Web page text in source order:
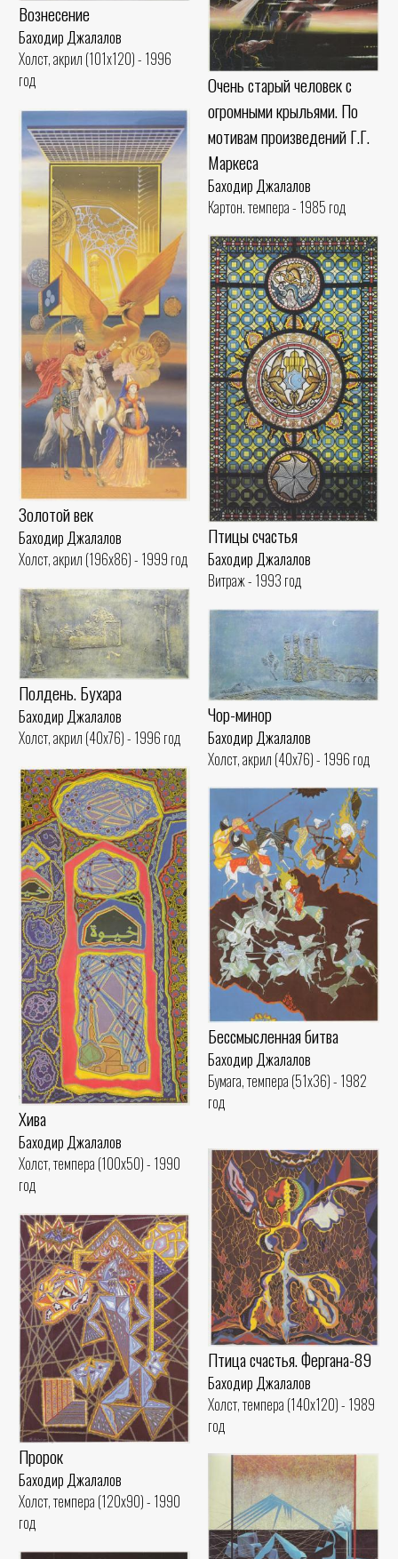
Вознесение
Баходир Джалалов
Холст, акрил (101x120) - 1996
год
Очень старый человек с
огромными крыльями. По
мотивам произведений Г.Г.
Маркеса
Баходир Джалалов
Картон. темпера - 1985 год
Золотой век
Баходир Джалалов
Холст, акрил (196x86) - 1999 год
Птицы счастья
Баходир Джалалов
Витраж - 1993 год
Полдень. Бухара
Баходир Джалалов
Холст, акрил (40x76) - 1996 год
Чор-минор
Баходир Джалалов
Холст, акрил (40x76) - 1996 год
Хива
Баходир Джалалов
Холст, темпера (100x50) - 1990
год
Бессмысленная битва
Баходир Джалалов
Бумага, темпера (51x36) - 1982
год
Птица счастья. Фергана-89
Баходир Джалалов
Холст, темпера (140x120) - 1989
год
Пророк
Баходир Джалалов
Холст, темпера (120x90) - 1990
год